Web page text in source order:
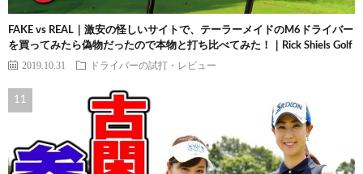
FAKE vs REAL｜激安の怪しいサイトで、テーラーメイドのM6ドライバー
を買ってみたら偽物だったので本物と打ち比べてみた！｜Rick Shiels Golf
2019.10.31 ドライバーの試打・レビュー